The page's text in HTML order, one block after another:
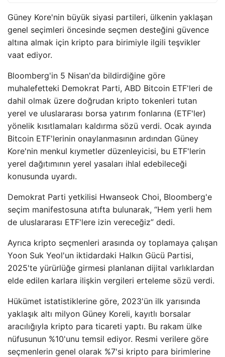
Güney Kore'nin büyük siyasi partileri, ülkenin yaklaşan
genel seçimleri öncesinde seçmen desteğini güvence
altına almak için kripto para birimiyle ilgili teşvikler
vaat ediyor.
Bloomberg'in 5 Nisan'da bildirdiğine göre
muhalefetteki Demokrat Parti, ABD Bitcoin ETF'leri de
dahil olmak üzere doğrudan kripto tokenleri tutan
yerel ve uluslararası borsa yatırım fonlarına (ETF'ler)
yönelik kısıtlamaları kaldırma sözü verdi. Ocak ayında
Bitcoin ETF'lerinin onaylanmasının ardından Güney
Kore'nin menkul kıymetler düzenleyicisi, bu ETF'lerin
yerel dağıtımının yerel yasaları ihlal edebileceği
konusunda uyardı.
Demokrat Parti yetkilisi Hwanseok Choi, Bloomberg'e
seçim manifestosuna atıfta bulunarak, “Hem yerli hem
de uluslararası ETF'lere izin vereceğiz” dedi.
Ayrıca kripto seçmenleri arasında oy toplamaya çalışan
Yoon Suk Yeol'un iktidardaki Halkın Gücü Partisi,
2025'te yürürlüğe girmesi planlanan dijital varlıklardan
elde edilen karlara ilişkin vergileri erteleme sözü verdi.
Hükümet istatistiklerine göre, 2023'ün ilk yarısında
yaklaşık altı milyon Güney Koreli, kayıtlı borsalar
aracılığıyla kripto para ticareti yaptı. Bu rakam ülke
nüfusunun %10'unu temsil ediyor. Resmi verilere göre
seçmenlerin genel olarak %7'si kripto para birimlerine